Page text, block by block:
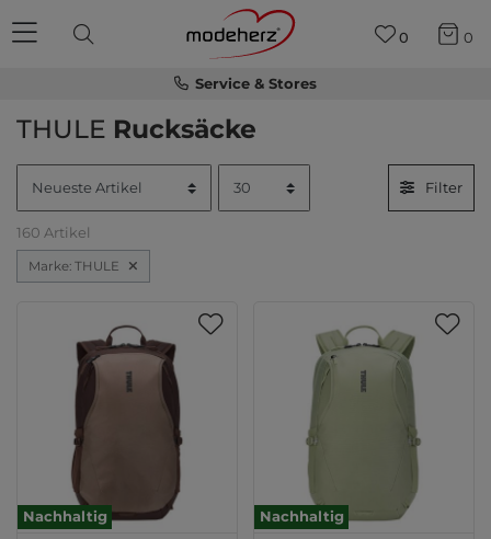
Service & Stores
0 0
THULE Rucksäcke
Filter
160 Artikel
Marke: THULE
Nachhaltig Nachhaltig